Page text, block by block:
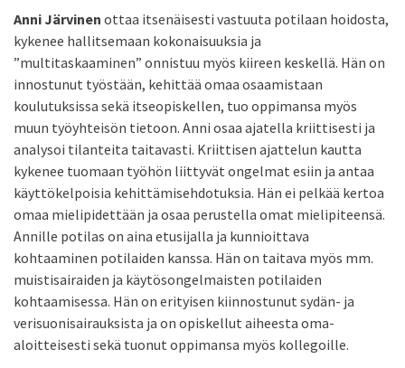
Anni Järvinen ottaa itsenäisesti vastuuta potilaan hoidosta,
kykenee hallitsemaan kokonaisuuksia ja
”multitaskaaminen” onnistuu myös kiireen keskellä. Hän on
innostunut työstään, kehittää omaa osaamistaan
koulutuksissa sekä itseopiskellen, tuo oppimansa myös
muun työyhteisön tietoon. Anni osaa ajatella kriittisesti ja
analysoi tilanteita taitavasti. Kriittisen ajattelun kautta
kykenee tuomaan työhön liittyvät ongelmat esiin ja antaa
käyttökelpoisia kehittämisehdotuksia. Hän ei pelkää kertoa
omaa mielipidettään ja osaa perustella omat mielipiteensä.
Annille potilas on aina etusijalla ja kunnioittava
kohtaaminen potilaiden kanssa. Hän on taitava myös mm.
muistisairaiden ja käytösongelmaisten potilaiden
kohtaamisessa. Hän on erityisen kiinnostunut sydän- ja
verisuonisairauksista ja on opiskellut aiheesta oma-
aloitteisesti sekä tuonut oppimansa myös kollegoille.